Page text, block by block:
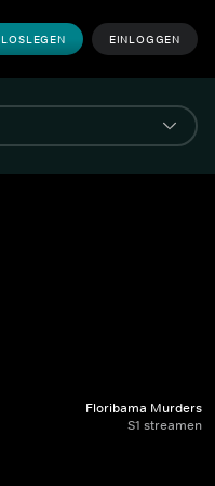
LOSLEGEN EINLOGGEN
Floribama Murders
S1 streamen